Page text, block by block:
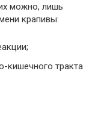
можно, лишь
крапивы:
кишечного тракта